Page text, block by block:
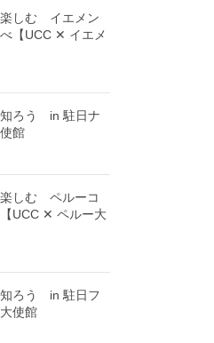
しむ イエメン
【UCC ✕ イエメ
知ろう in 駐日ナ
館
しむ ペルーコ
UCC ✕ ペルー大
知ろう in 駐日フ
使館